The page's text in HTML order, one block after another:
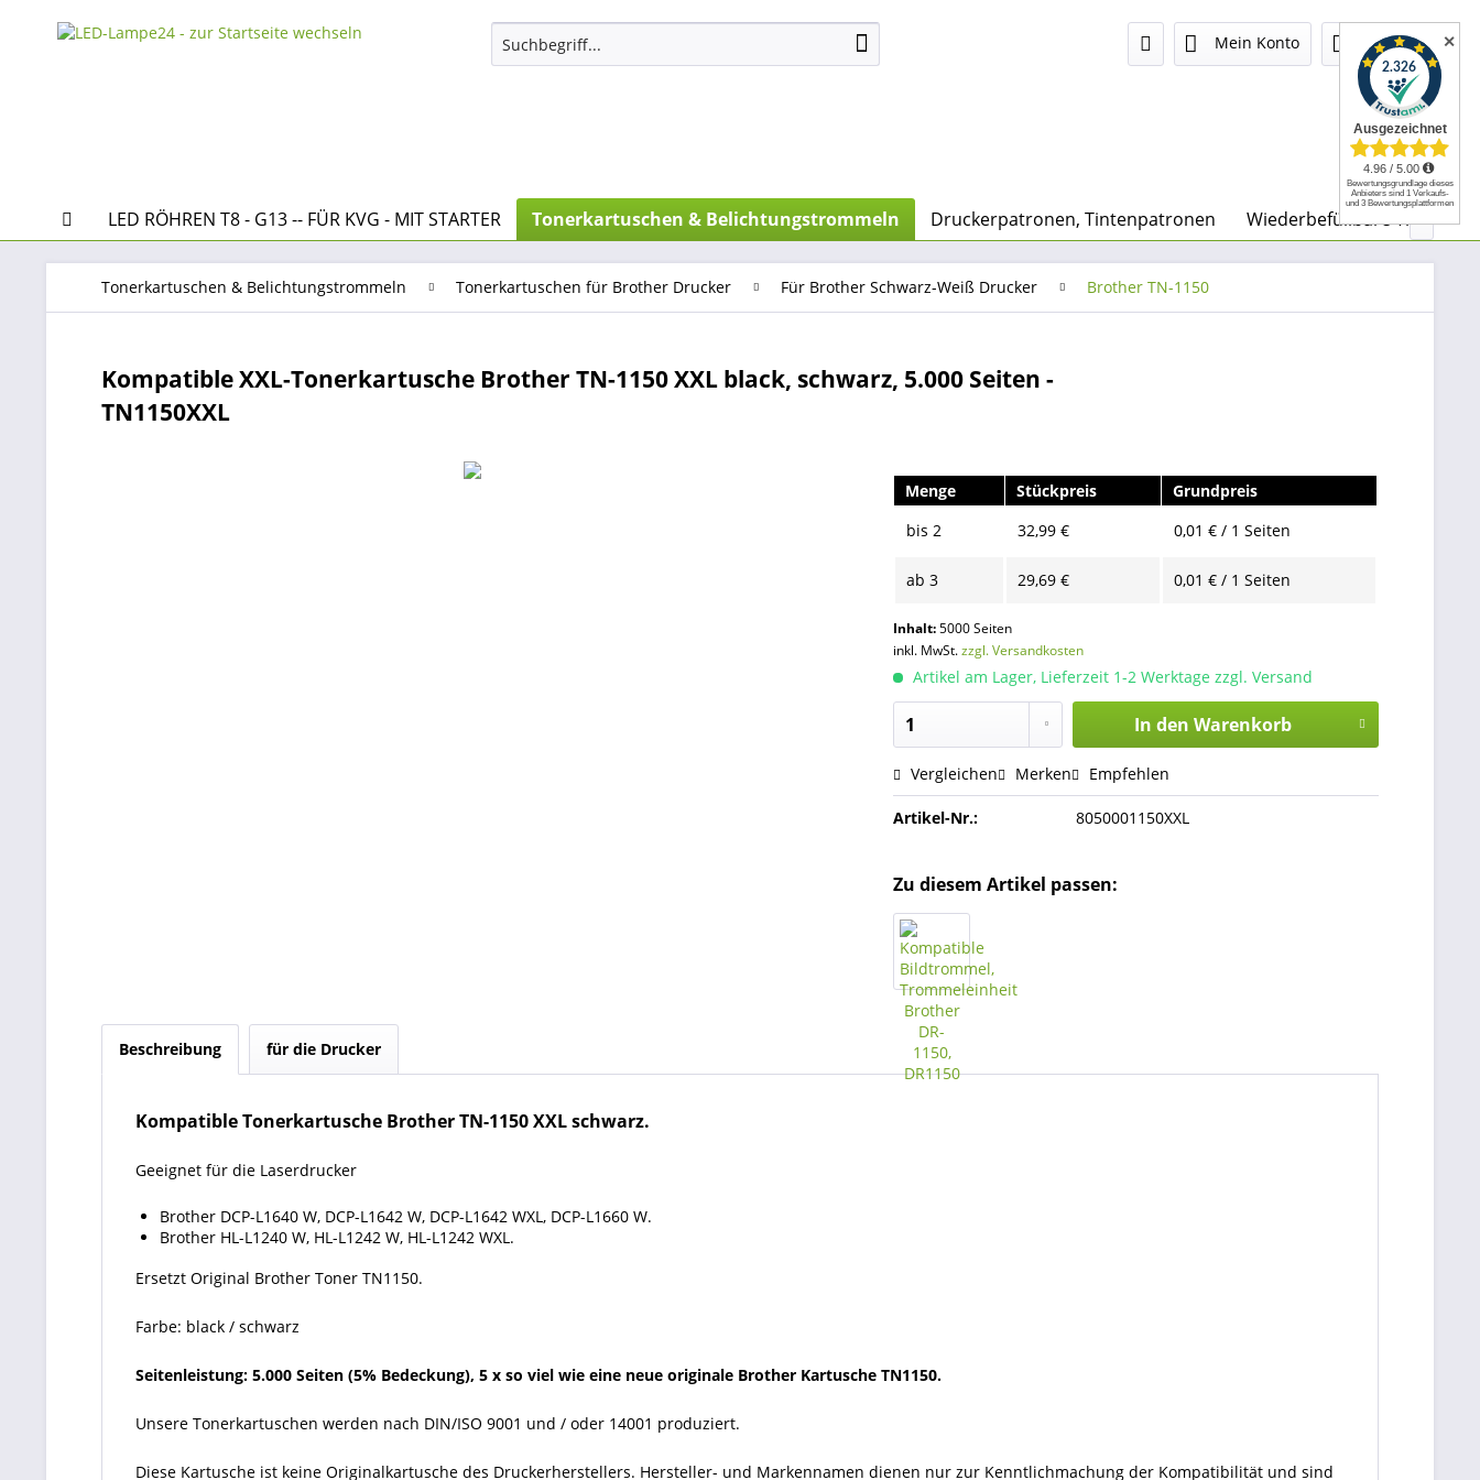
Mein Konto 0,00 €
LED RÖHREN T8 - G13 -- FÜR KVG - MIT STARTER Tonerkartuschen & Belichtungstrommeln Druckerpatronen, Tintenpatronen Wiederbefüllbare 
Tonerkartuschen & Belichtungstrommeln Tonerkartuschen für Brother Drucker Für Brother Schwarz-Weiß Drucker Brother TN-1150
Kompatible XXL-Tonerkartusche Brother TN-1150 XXL black, schwarz, 5.000 Seiten -
TN1150XXL
Menge Stückpreis
Grundpreis
bis2 32,99 € 0,01 € / 1 Seiten
ab3 29,69 € 0,01 € / 1 Seiten
Inhalt:5000 Seiten
inkl. MwSt.zzgl. Versandkosten
Artikel am Lager, Lieferzeit 1-2 Werktage zzgl. Versand
In den Warenkorb
Vergleichen Merken Empfehlen
Artikel-Nr.: 8050001150XXL
Zu diesem Artikel passen:
Beschreibung für die Drucker
Kompatible Tonerkartusche Brother TN-1150 XXL schwarz.
Geeignet für die Laserdrucker
Brother DCP-L1640 W, DCP-L1642 W, DCP-L1642 WXL, DCP-L1660 W.
Brother HL-L1240 W, HL-L1242 W, HL-L1242 WXL.
Ersetzt Original Brother Toner TN1150.
Farbe: black / schwarz
Seitenleistung: 5.000 Seiten (5% Bedeckung), 5 x so viel wie eine neue originale Brother Kartusche TN1150.
Unsere Tonerkartuschen werden nach DIN/ISO 9001 und / oder 14001 produziert.
Diese Kartusche ist keine Originalkartusche des Druckerherstellers. Hersteller- und Markennamen dienen nur zur Kenntlichmachung der Kompatibilität und sind
✕